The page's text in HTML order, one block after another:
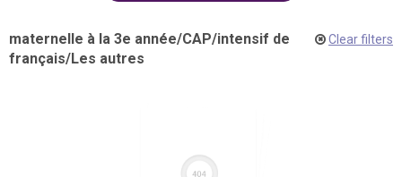
maternelle à la 3e année/CAP/intensif de
français/Les autres
Clear filters